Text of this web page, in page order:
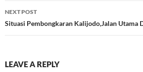
NEXT POST
Situasi Pembongkaran Kalijodo,Jalan Utama
LEAVE A REPLY